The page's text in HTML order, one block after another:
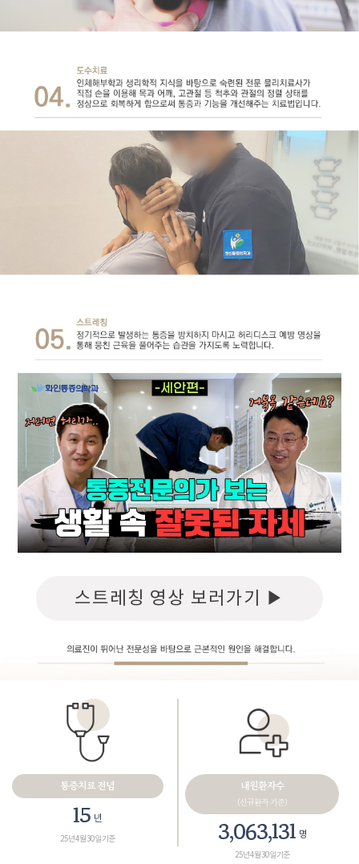
스트레칭 영상 보러가기 ▶
통증치료 전념
18 년
25년 4월 30일 기준
내원환자수
(신규환자 기준)
3,461,165명
25년 4월 30일 기준